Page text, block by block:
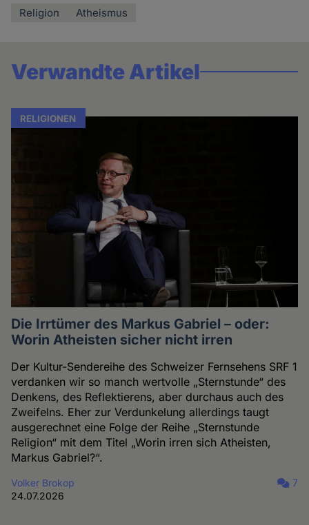
Religion Atheismus
Verwandte Artikel
RELIGIONEN
Die Irrtümer des Markus Gabriel – oder:
Worin Atheisten sicher nicht irren
Der Kultur-Sendereihe des Schweizer Fernsehens SRF 1
verdanken wir so manch wertvolle „Sternstunde“ des
Denkens, des Reflektierens, aber durchaus auch des
Zweifelns. Eher zur Verdunkelung allerdings taugt
ausgerechnet eine Folge der Reihe „Sternstunde
Religion“ mit dem Titel „Worin irren sich Atheisten,
Markus Gabriel?“.
Volker Brokop
24.07.2026
7